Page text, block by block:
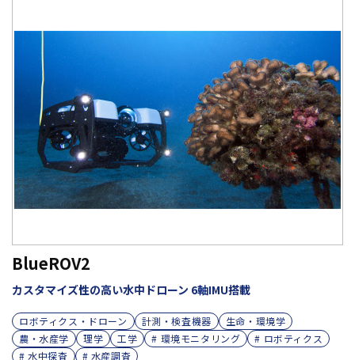
BlueROV2
カスタマイズ性の高い水中ドローン 6軸IMU搭載
ロボティクス・ドローン 計測・検査機器
生命・環境学
農・水産学
理学 工学 # 環境モニタリング
# ロボティクス
# 水中探査
# 水産調査